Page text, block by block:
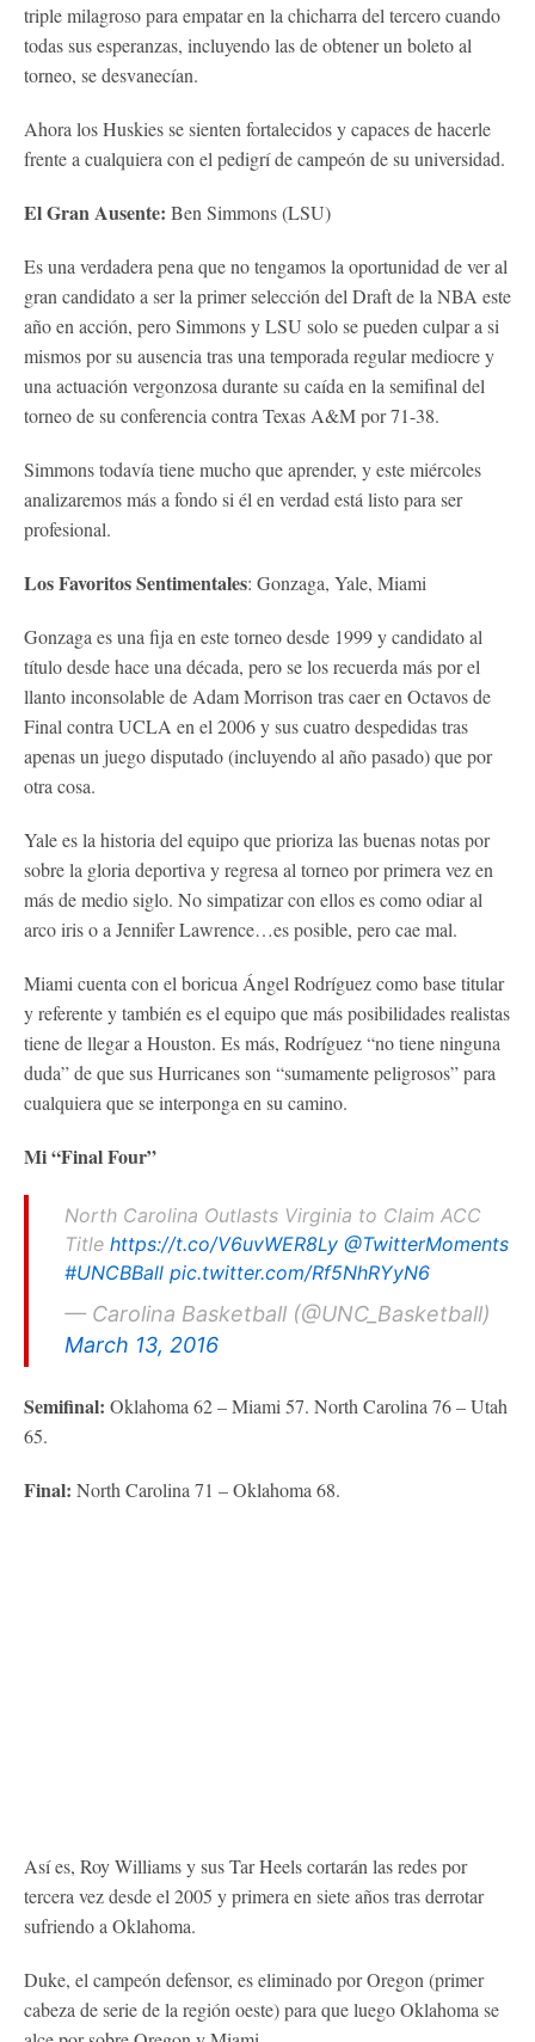
triple milagroso para empatar en la chicharra del tercero cuando
todas sus esperanzas, incluyendo las de obtener un boleto al
torneo, se desvanecían.
Ahora los Huskies se sienten fortalecidos y capaces de hacerle
frente a cualquiera con el pedigrí de campeón de su universidad.
El Gran Ausente: Ben Simmons (LSU)
Es una verdadera pena que no tengamos la oportunidad de ver al
gran candidato a ser la primer selección del Draft de la NBA este
año en acción, pero Simmons y LSU solo se pueden culpar a si
mismos por su ausencia tras una temporada regular mediocre y
una actuación vergonzosa durante su caída en la semifinal del
torneo de su conferencia contra Texas A&M por 71-38.
Simmons todavía tiene mucho que aprender, y este miércoles
analizaremos más a fondo si él en verdad está listo para ser
profesional.
Los Favoritos Sentimentales: Gonzaga, Yale, Miami
Gonzaga es una fija en este torneo desde 1999 y candidato al
título desde hace una década, pero se los recuerda más por el
llanto inconsolable de Adam Morrison tras caer en Octavos de
Final contra UCLA en el 2006 y sus cuatro despedidas tras
apenas un juego disputado (incluyendo al año pasado) que por
otra cosa.
Yale es la historia del equipo que prioriza las buenas notas por
sobre la gloria deportiva y regresa al torneo por primera vez en
más de medio siglo. No simpatizar con ellos es como odiar al
arco iris o a Jennifer Lawrence…es posible, pero cae mal.
Miami cuenta con el boricua Ángel Rodríguez como base titular
y referente y también es el equipo que más posibilidades realistas
tiene de llegar a Houston. Es más, Rodríguez “no tiene ninguna
duda” de que sus Hurricanes son “sumamente peligrosos” para
cualquiera que se interponga en su camino.
Mi “Final Four”
North Carolina Outlasts Virginia to Claim ACC
Title https://t.co/V6uvWER8Ly @TwitterMoments
#UNCBBall pic.twitter.com/Rf5NhRYyN6
— Carolina Basketball (@UNC_Basketball)
March 13, 2016
Semifinal: Oklahoma 62 – Miami 57. North Carolina 76 – Utah
65.
Final: North Carolina 71 – Oklahoma 68.
Así es, Roy Williams y sus Tar Heels cortarán las redes por
tercera vez desde el 2005 y primera en siete años tras derrotar
sufriendo a Oklahoma.
Duke, el campeón defensor, es eliminado por Oregon (primer
cabeza de serie de la región oeste) para que luego Oklahoma se